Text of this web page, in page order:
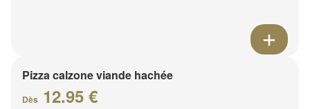
Pizza calzone viande hachée
Dès 12.95 €